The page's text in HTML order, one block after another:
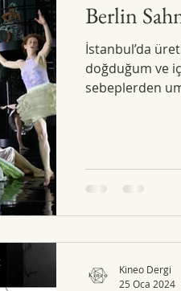
Berlin
İstanbul’da
doğduğum ve
sebeplerden
Kineo Dergi
25 Oca 2024